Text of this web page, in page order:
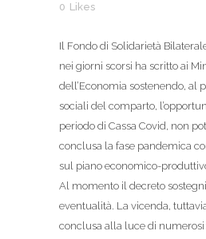
0 Likes
Il Fondo di Solidarietà
nei giorni scorsi ha scritto ai
dell’Economia sostenendo, al
sociali del comparto,
periodo di Cassa Covid, non
conclusa la fase pandemica
sul piano economico-
Al momento il decreto
eventualità. La vicenda,
conclusa alla luce di